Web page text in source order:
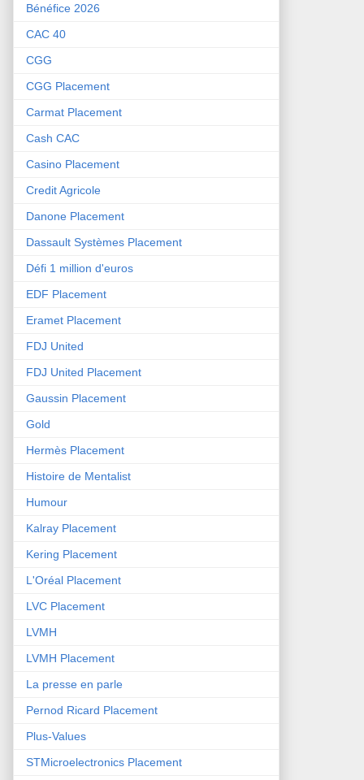
Bénéfice 2026
CAC 40
CGG
CGG Placement
Carmat Placement
Cash CAC
Casino Placement
Credit Agricole
Danone Placement
Dassault Systèmes Placement
Défi 1 million d'euros
EDF Placement
Eramet Placement
FDJ United
FDJ United Placement
Gaussin Placement
Gold
Hermès Placement
Histoire de Mentalist
Humour
Kalray Placement
Kering Placement
L'Oréal Placement
LVC Placement
LVMH
LVMH Placement
La presse en parle
Pernod Ricard Placement
Plus-Values
STMicroelectronics Placement